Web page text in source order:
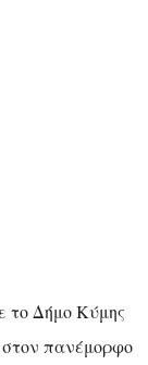
το Δήμο Κύμης
στον πανέμορφο